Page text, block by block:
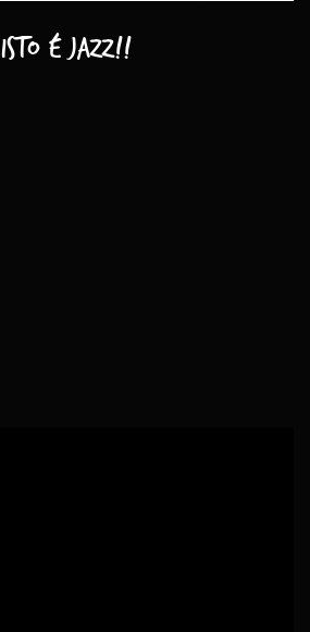
Isto é Jazz!!